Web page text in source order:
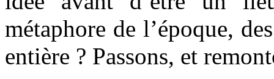
métaphore de l’époque,
entière ? Passons, et